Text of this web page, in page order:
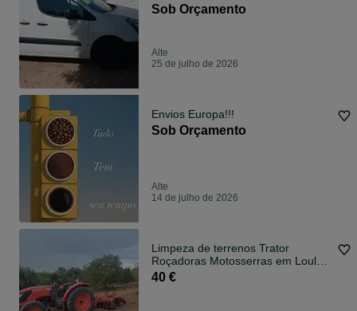
Sob Orçamento
Alte
25 de julho de 2026
Envios Europa!!!
Sob Orçamento
Alte
14 de julho de 2026
Limpeza de terrenos Trator
Roçadoras Motosserras em Loulé
Faro São Brás Alportel
40 €